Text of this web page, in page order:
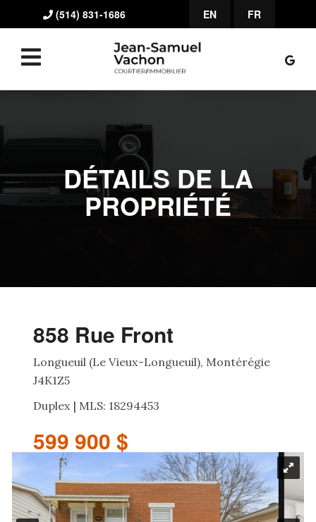
(514) 831-1686 EN FR
DÉTAILS DE LA
PROPRIÉTÉ
858 Rue Front
Longueuil (Le Vieux-Longueuil), Montérégie
J4K1Z5
Duplex | MLS: 18294453
599 900 $